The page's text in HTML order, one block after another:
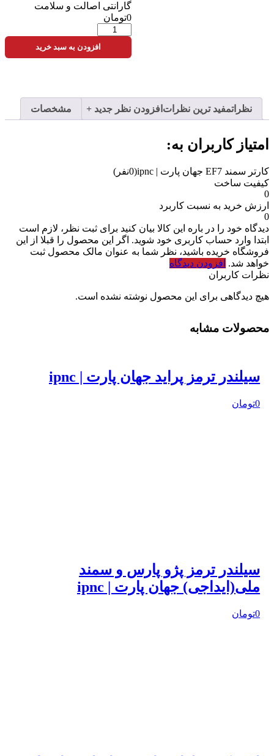
گارانتی اصالت و سلامت
0تومان
افزودن به سبد خرید
نظراتمفید ترین نظرات افزودن نظر جدید + مشخصات
امتیاز کاربران به:
کارتر سمند EF7 جهان پارت | ipnc
(0نفر)
کیفیت ساخت
0
ارزش خرید به نسبت کاربرد
0
دیدگاه خود را در باره این کالا بیان کنید برای ثبت نظر، لازم است
ابتدا وارد حساب کاربری خود شوید. اگر این محصول را قبلا از این
فروشگاه خریده باشید، نظر شما به عنوان مالک محصول ثبت
خواهد شد. افزودن دیدگاه
نظرات کاربران
هیچ دیدگاهی برای این محصول نوشته نشده است.
محصولات مشابه
سیلندر ترمز پراید جهان پارت | ipnc
0تومان
سیلندر ترمز پژو پارس و سمند
ملی(ایداجی) جهان پارت | ipnc
0تومان